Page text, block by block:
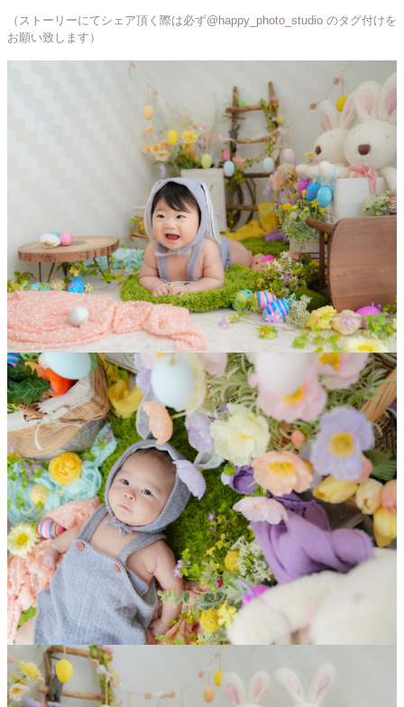
（ストーリーにてシェア頂く際は必ず@happy_photo_studio のタグ付けを
お願い致します）